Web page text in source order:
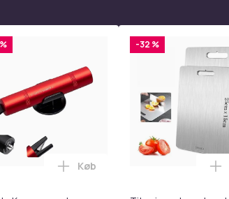
Win7 og højere systemer
pixels, op til 48 millioner pixels
128GB
10 cm-uendeligt, bagkamera: 50
rørs fodpedal modstandsbånd - Mave-
Læg Bilrude Knuser med
Køb
-32 %